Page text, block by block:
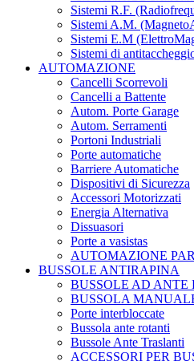
Sistemi R.F.
Sistemi A.M.
Sistemi E.M
Sistemi di
AUTOMAZIONE
Cancelli Scorrevoli
Cancelli a Battente
Autom. Porte Garage
Autom. Serramenti
Portoni Industriali
Porte automatiche
Barriere Automatiche
Dispositivi di Sicurezza
Accessori Motorizzati
Energia Alternativa
Dissuasori
Porte a vasistas
AUTOMAZIONE
BUSSOLE ANTIRAPINA
BUSSOLE AD ANTE
BUSSOLA
Porte interbloccate
Bussola ante rotanti
Bussole Ante Traslanti
ACCESSORI PER